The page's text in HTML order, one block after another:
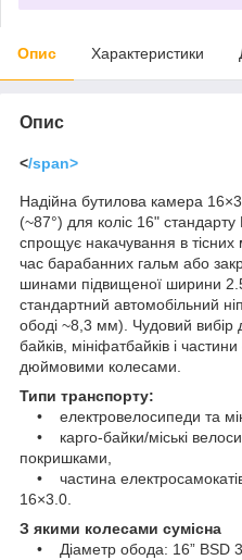
Опис Характеристики
Опис
</span>
Надійна бутилова камера
(~87°) для коліс 16"
спрощує накачування в тісних
час барабанних гальм або
шинами підвищеної ширини
стандартний автомобільний
ободі ~8,3 мм). Чудовий вибір
байків, мініфатбайків і
дюймовими колесами.
Типи транспорту:
• електровелосипеди та
• карго-байки/міські
покришками,
• частина
16×3.0.
З якими колесами сумісна
• Діаметр обода: 16” BSD